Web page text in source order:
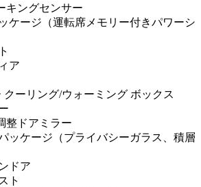
キングセンサー
ケージ（運転席メモリー付きパワーシ
ア
クーリング/ウォーミング ボックス
整ドアミラー
ッケージ（プライバシーガラス、積層
ドア
ト